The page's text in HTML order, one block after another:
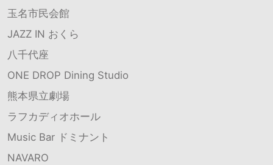
玉名市民会館
JAZZ IN おくら
八千代座
ONE DROP Dining Studio
熊本県立劇場
ラフカディオホール
Music Bar ドミナント
NAVARO